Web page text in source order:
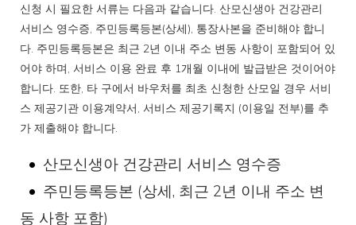
신청 시 필요한 서류는 다음과 같습니다. 산모신생아 건강관리
서비스 영수증, 주민등록등본(상세), 통장사본을 준비해야 합니
다. 주민등록등본은 최근 2년 이내 주소 변동 사항이 포함되어 있
어야 하며, 서비스 이용 완료 후 1개월 이내에 발급받은 것이어야
합니다. 또한, 타 구에서 바우처를 최초 신청한 산모일 경우 서비
스 제공기관 이용계약서, 서비스 제공기록지 (이용일 전부)를 추
가 제출해야 합니다.
산모신생아 건강관리 서비스 영수증
주민등록등본 (상세, 최근 2년 이내 주소 변
동 사항 포함)